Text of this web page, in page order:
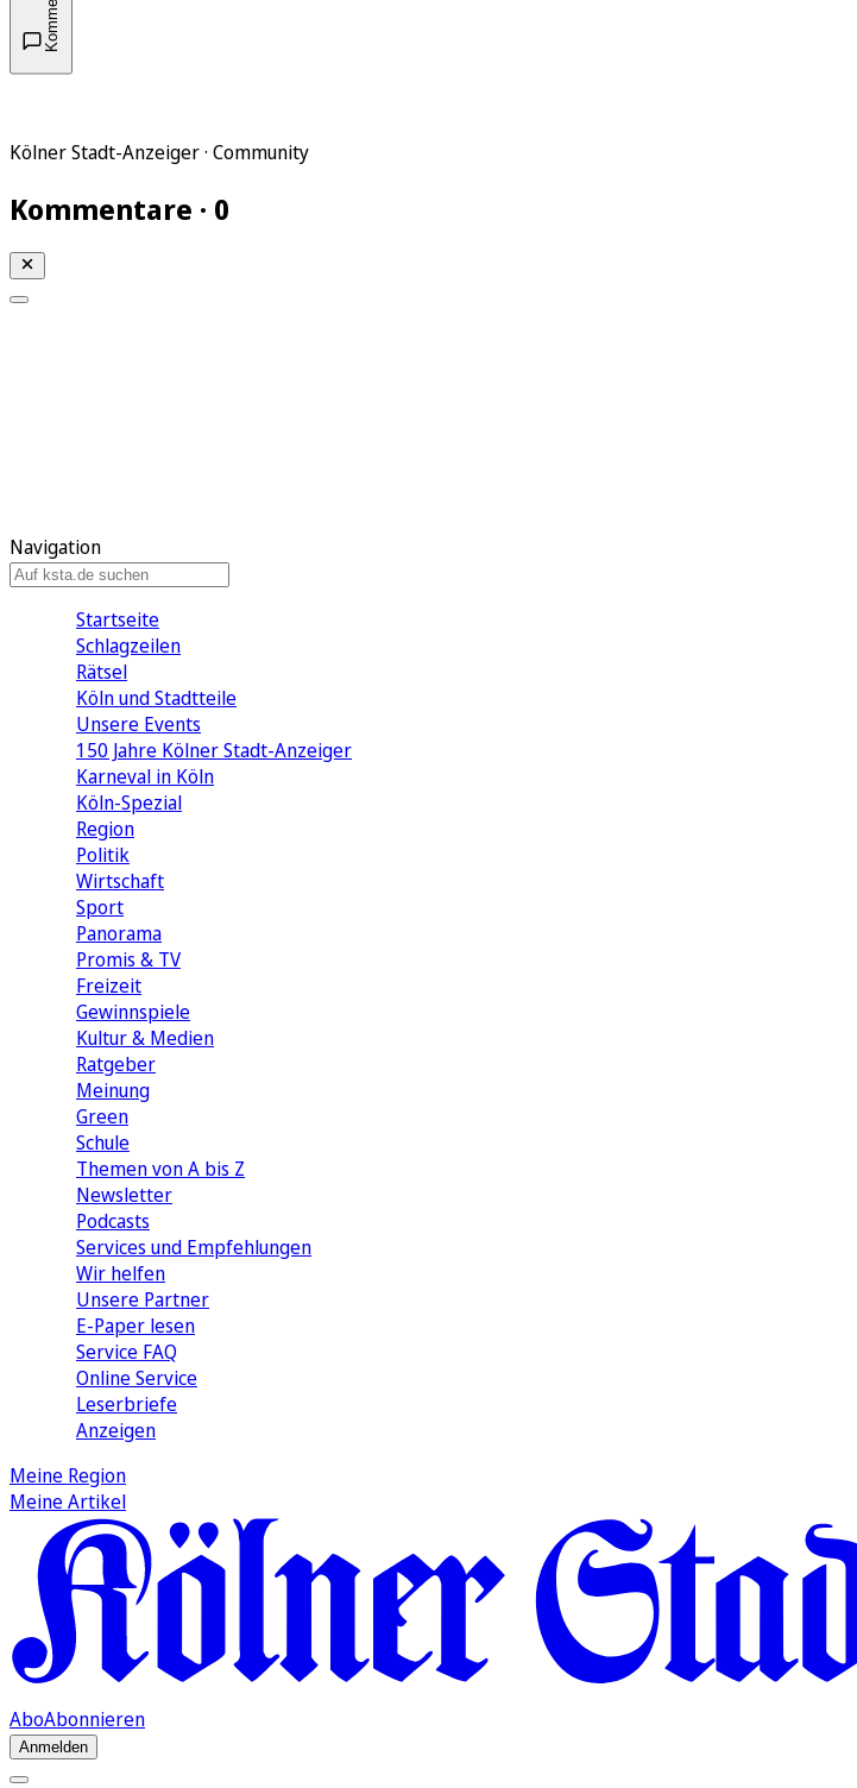
Kölner Stadt-Anzeiger · Community
Kommentare · 0
Navigation
Startseite
Schlagzeilen
Rätsel
Köln und Stadtteile
Unsere Events
150 Jahre Kölner Stadt-Anzeiger
Karneval in Köln
Köln-Spezial
Region
Politik
Wirtschaft
Sport
Panorama
Promis & TV
Freizeit
Gewinnspiele
Kultur & Medien
Ratgeber
Meinung
Green
Schule
Themen von A bis Z
Newsletter
Podcasts
Services und Empfehlungen
Wir helfen
Unsere Partner
E-Paper lesen
Service FAQ
Online Service
Leserbriefe
Anzeigen
Meine Region
Meine Artikel
AboAbonnieren
Anmelden